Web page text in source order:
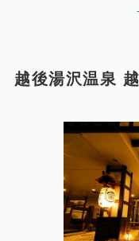
越後湯沢温泉